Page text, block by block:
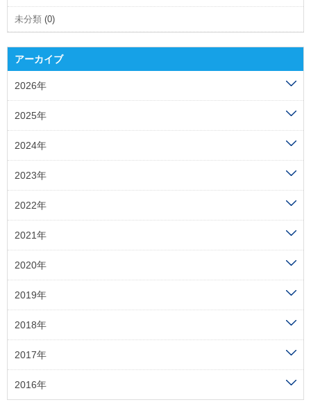
未分類 (0)
アーカイブ
2026年
2025年
2024年
2023年
2022年
2021年
2020年
2019年
2018年
2017年
2016年